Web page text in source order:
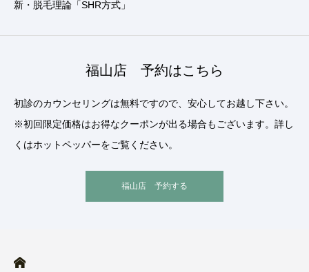
新・脱毛理論「SHR方式」
福山店 予約はこちら
初診のカウンセリングは無料ですので、安心してお越し下さい。
※初回限定価格はお得なクーポンが出る場合もございます。詳し
くはホットペッパーをご覧ください。
福山店 予約する